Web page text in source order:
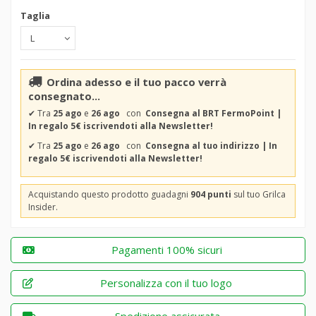
Taglia
Ordina adesso e il tuo pacco verrà
consegnato...
✔ Tra 25 ago e 26 ago con Consegna al BRT FermoPoint |
In regalo 5€ iscrivendoti alla Newsletter!
✔ Tra 25 ago e 26 ago con Consegna al tuo indirizzo | In
regalo 5€ iscrivendoti alla Newsletter!
Acquistando questo prodotto guadagni 904 punti sul tuo Grilca
Insider.
Pagamenti 100% sicuri
Personalizza con il tuo logo